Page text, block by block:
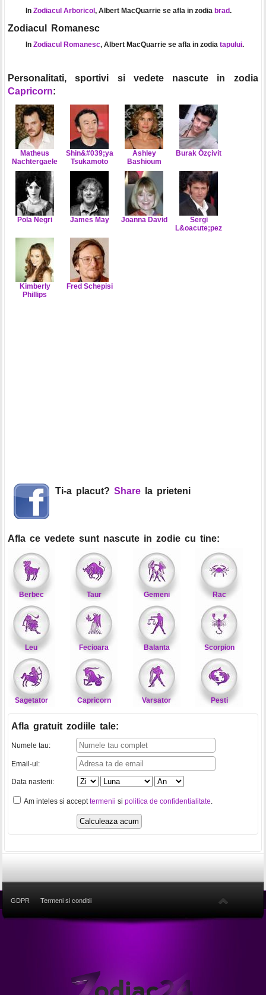
In Zodiacul Arboricol , Albert MacQuarrie se afla in zodia brad.
Zodiacul Romanesc
In Zodiacul Romanesc, Albert MacQuarrie se afla in zodia tapului.
Personalitati, sportivi si vedete nascute in zodia
Capricorn:
Matheus
Nachtergaele
Shin&#039;ya
Tsukamoto
Ashley
Bashioum
Burak Özçivit
Pola Negri James May Joanna David
Sergi
L&oacute;pez
Kimberly
Phillips
Fred Schepisi
Ti-a placut? Share la prieteni
Afla ce vedete sunt nascute in zodie cu tine:
Berbec Taur Gemeni Rac
Leu Fecioara Balanta Scorpion
Sagetator Capricorn Varsator Pesti
Afla gratuit zodiile tale:
Numele tau:
Email-ul:
Data nasterii:
Am inteles si accepttermenii si politica de confidentialitate.
GDPR Termeni si conditii